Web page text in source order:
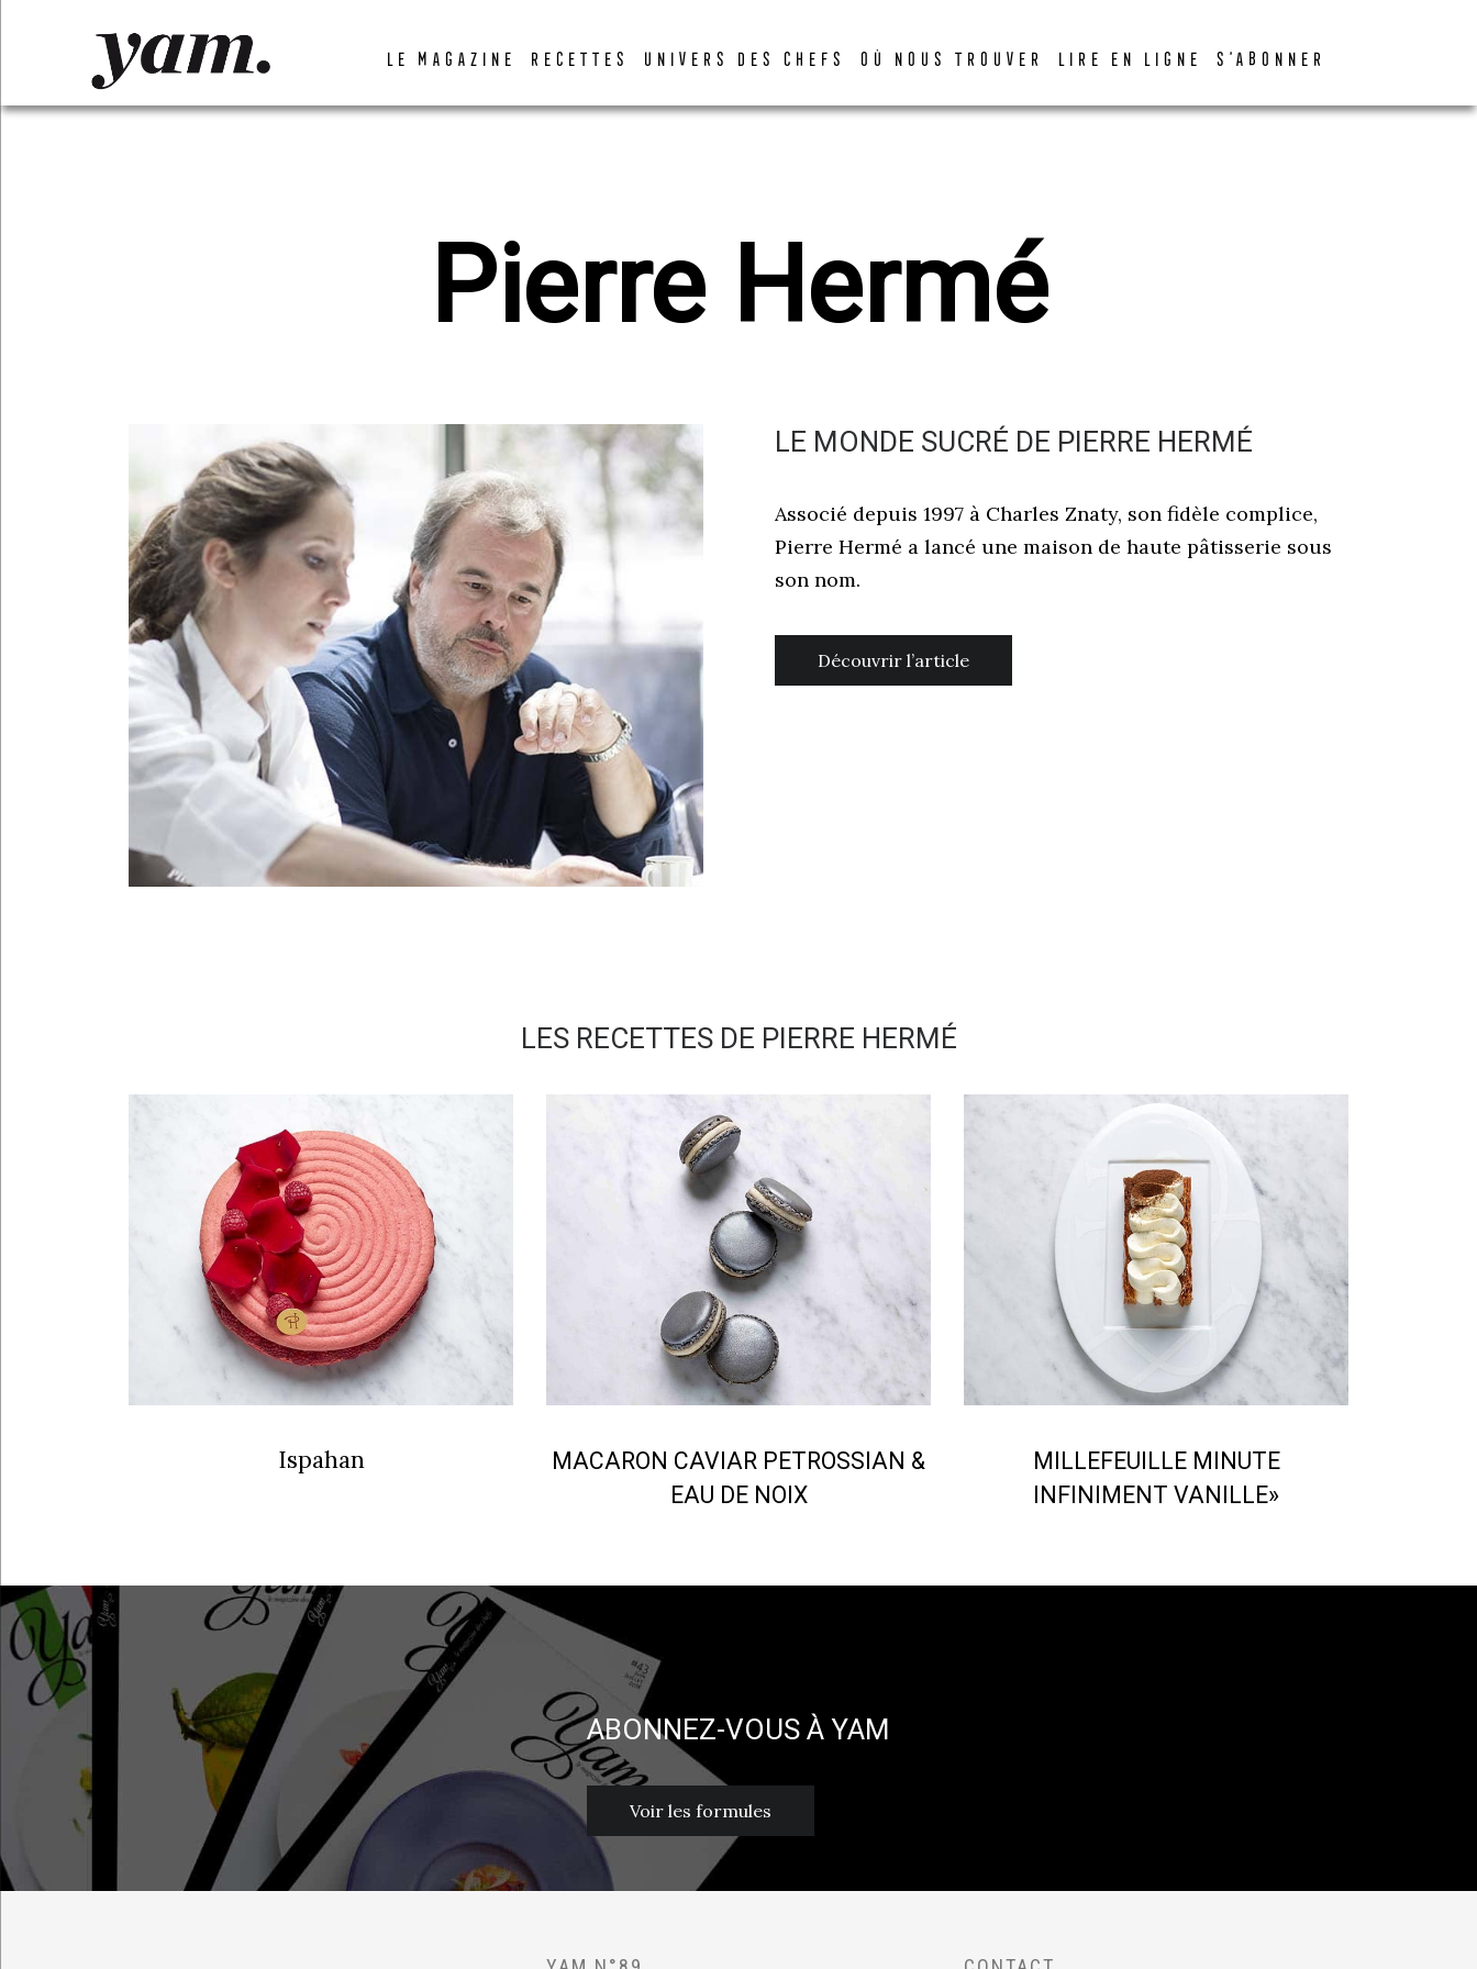
LE MAGAZINE RECETTES UNIVERS DES CHEFS OÙ NOUS TROUVER LIRE EN LIGNE S’ABONNER
Pierre Hermé
LE MONDE SUCRÉ DE PIERRE HERMÉ
Associé depuis 1997 à Charles Znaty, son fidèle complice,
Pierre Hermé a lancé une maison de haute pâtisserie sous
son nom.
Découvrir l’article
LES RECETTES DE PIERRE HERMÉ
Ispahan
MACARON CAVIAR PETROSSIAN &
EAU DE NOIX
MILLEFEUILLE MINUTE
INFINIMENT VANILLE»
ABONNEZ-VOUS À YAM
Voir les formules